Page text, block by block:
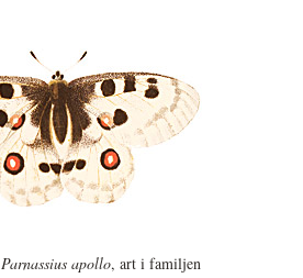
Parnassius apollo, art i familjen